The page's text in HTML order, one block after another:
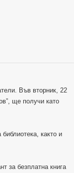
Във вторник, 22
ще получи като
както и
за безплатна книга